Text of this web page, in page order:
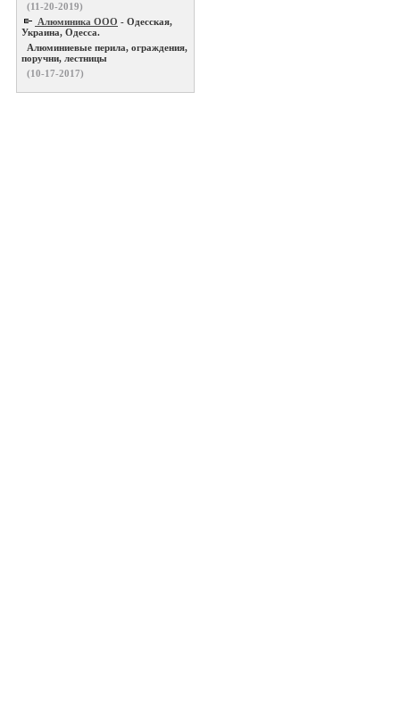
(11-20-2019)
Алюминика ООО - Одесская,
Украина, Одесса.
Алюминиевые перила, ограждения,
поручни, лестницы
(10-17-2017)